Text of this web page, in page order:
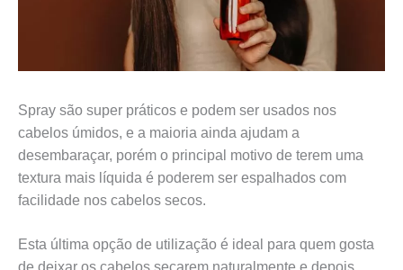
Spray são super práticos e podem ser usados nos
cabelos úmidos, e a maioria ainda ajudam a
desembaraçar, porém o principal motivo de terem uma
textura mais líquida é poderem ser espalhados com
facilidade nos cabelos secos.
Esta última opção de utilização é ideal para quem gosta